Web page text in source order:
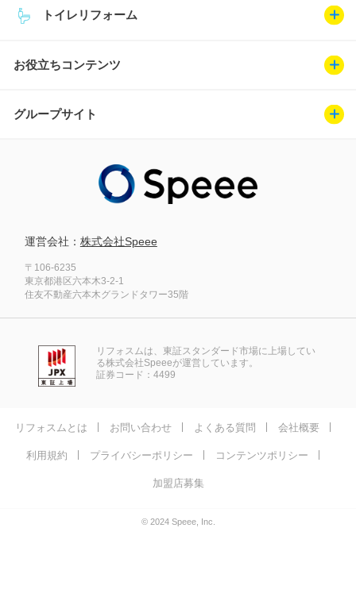
トイレリフォーム
お役立ちコンテンツ
グループサイト
運営会社： 株式会社Speee
〒106-6235
東京都港区六本木3-2-1
住友不動産六本木グランドタワー35階
リフォスムは、東証スタンダード市場に上場してい
る株式会社Speeeが運営しています。
証券コード：4499
リフォスムとは お問い合わせ よくある質問 会社概要
利用規約 プライバシーポリシー コンテンツポリシー
加盟店募集
© 2024 Speee, Inc.